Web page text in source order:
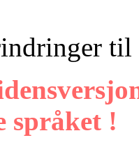
språket !